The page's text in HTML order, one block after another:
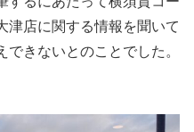
津店に関する情報を聞いて
きないとのことでした。